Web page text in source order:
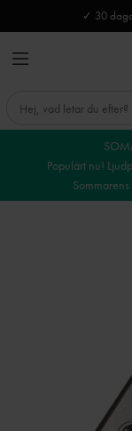
✓ 30
Populärt nu!